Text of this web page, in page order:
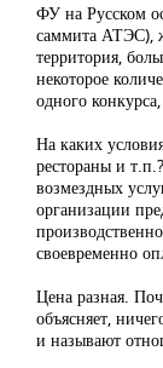
ФУ на Русском
саммита АТЭС),
территория,
некоторое
одного
На каких
рестораны и
возмездных
организации
своевременно
Цена разная.
объясняет,
и называют